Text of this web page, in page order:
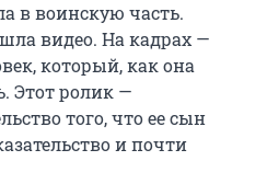
в воинскую часть.
видео. На кадрах —
который, как она
Этот ролик —
того, что ее сын
и почти